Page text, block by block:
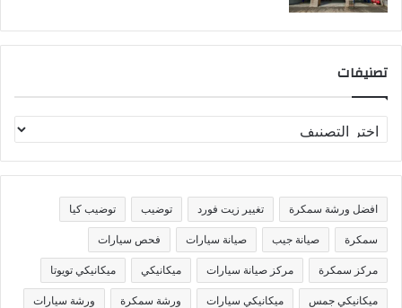
تصنيفات
ص
ن
ف
ا
افضل ورشة سمكرة تغيير زيت فورد توضيب توضيب كيا
سمكرة صيانة جيب صيانة سيارات فحص سيارات
مركز سمكرة مركز صيانة سيارات ميكانيكي ميكانيكي تويوتا
ميكانيكي جمس ميكانيكي سيارات ورشة سمكرة ورشة سيارات